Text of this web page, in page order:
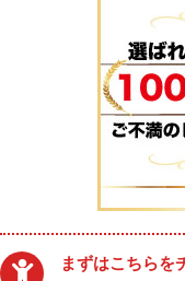
まずはこちらを